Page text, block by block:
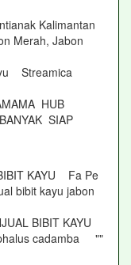
Kalimantan
Merah, Jabon
Streamica
HUB
SIAP
KAYU Fa Pe
bibit kayu jabon
BIBIT KAYU
cadamba ""